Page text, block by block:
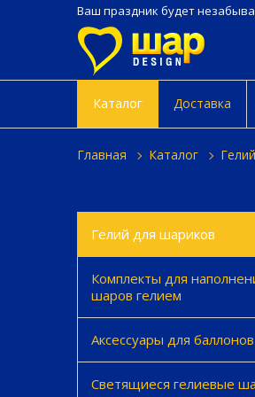
Ваш праздник будет
Каталог Доставка
главная каталог
Гелий для шариков
Комплекты для
шаров гелием
Аксессуары для баллонов
Светящиеся гелиевые